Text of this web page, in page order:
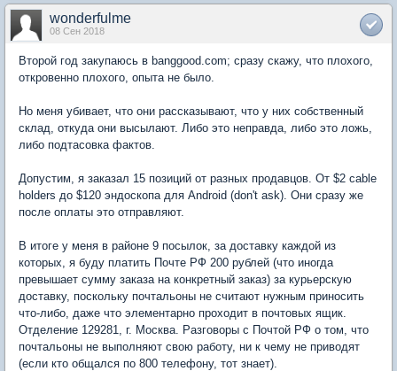
wonderfulme
08 Сен 2018
Второй год закупаюсь в banggood.com; сразу скажу, что плохого,
откровенно плохого, опыта не было.
Но меня убивает, что они рассказывают, что у них собственный
склад, откуда они высылают. Либо это неправда, либо это ложь,
либо подтасовка фактов.
Допустим, я заказал 15 позиций от разных продавцов. От $2 cable
holders до $120 эндоскопа для Android (don't ask). Они сразу же
после оплаты это отправляют.
В итоге у меня в районе 9 посылок, за доставку каждой из
которых, я буду платить Почте РФ 200 рублей (что иногда
превышает сумму заказа на конкретный заказ) за курьерскую
доставку, поскольку почтальоны не считают нужным приносить
что-либо, даже что элементарно проходит в почтовых ящик.
Отделение 129281, г. Москва. Разговоры с Почтой РФ о том, что
почтальоны не выполняют свою работу, ни к чему не приводят
(если кто общался по 800 телефону, тот знает).